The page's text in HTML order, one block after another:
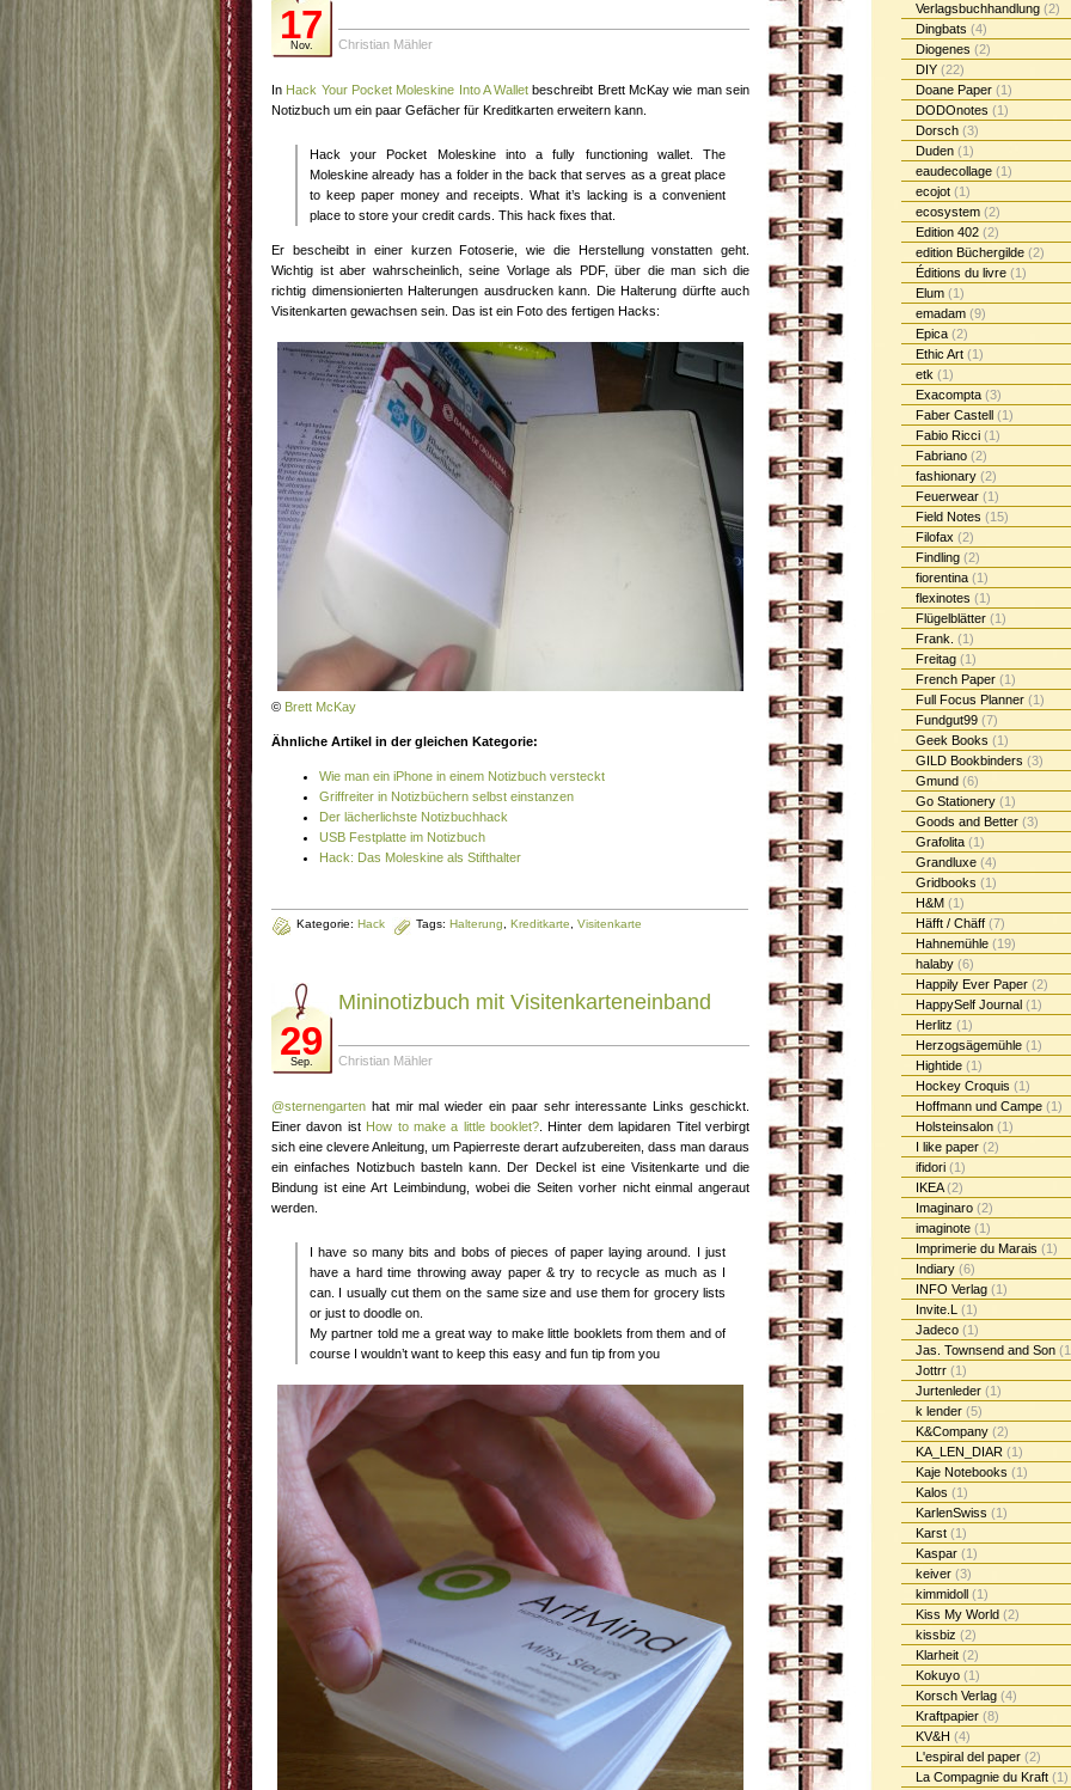
17
Nov. Christian Mähler
In Hack Your Pocket Moleskine Into A Wallet beschreibt Brett McKay wie man sein
Notizbuch um ein paar Gefächer für Kreditkarten erweitern kann.
Hack your Pocket Moleskine into a fully functioning wallet. The
Moleskine already has a folder in the back that serves as a great place
to keep paper money and receipts. What it’s lacking is a convenient
place to store your credit cards. This hack fixes that.
Er bescheibt in einer kurzen Fotoserie, wie die Herstellung vonstatten geht.
Wichtig ist aber wahrscheinlich, seine Vorlage als PDF, über die man sich die
richtig dimensionierten Halterungen ausdrucken kann. Die Halterung dürfte auch
Visitenkarten gewachsen sein. Das ist ein Foto des fertigen Hacks:
© Brett McKay
Ähnliche Artikel in der gleichen Kategorie:
Wie man ein iPhone in einem Notizbuch versteckt
Griffreiter in Notizbüchern selbst einstanzen
Der lächerlichste Notizbuchhack
USB Festplatte im Notizbuch
Hack: Das Moleskine als Stifthalter
Kategorie: Hack Tags: Halterung Kreditkarte Visitenkarte
29
Sep.
Mininotizbuch mit Visitenkarteneinband
Christian Mähler
@sternengarten hat mir mal wieder ein paar sehr interessante Links geschickt.
Einer davon ist How to make a little booklet? . Hinter dem lapidaren Titel verbirgt
sich eine clevere Anleitung, um Papierreste derart aufzubereiten, dass man daraus
ein einfaches Notizbuch basteln kann. Der Deckel ist eine Visitenkarte und die
Bindung ist eine Art Leimbindung, wobei die Seiten vorher nicht einmal angeraut
werden.
I have so many bits and bobs of pieces of paper laying around. I just
have a hard time throwing away paper & try to recycle as much as I
can. I usually cut them on the same size and use them for grocery lists
or just to doodle on.
My partner told me a great way to make little booklets from them and of
course I wouldn’t want to keep this easy and fun tip from you
Verlagsbuchhandlung (2)
Dingbats (4)
Diogenes (2)
DIY (22)
Doane Paper (1)
DODOnotes (1)
Dorsch (3)
Duden (1)
eaudecollage (1)
ecojot (1)
ecosystem (2)
Edition 402 (2)
edition Büchergilde (2)
Éditions du livre (1)
Elum (1)
emadam (9)
Epica (2)
Ethic Art (1)
etk (1)
Exacompta (3)
Faber Castell (1)
Fabio Ricci (1)
Fabriano (2)
fashionary (2)
Feuerwear (1)
Field Notes (15)
Filofax (2)
Findling (2)
fiorentina (1)
flexinotes (1)
Flügelblätter (1)
Frank. (1)
Freitag (1)
French Paper (1)
Full Focus Planner (1)
Fundgut99 (7)
Geek Books (1)
GILD Bookbinders (3)
Gmund (6)
Go Stationery (1)
Goods and Better (3)
Grafolita (1)
Grandluxe (4)
Gridbooks (1)
H&M (1)
Häfft / Chäff (7)
Hahnemühle (19)
halaby (6)
Happily Ever Paper (2)
HappySelf Journal (1)
Herlitz (1)
Herzogsägemühle (1)
Hightide (1)
Hockey Croquis (1)
Hoffmann und Campe (1)
Holsteinsalon (1)
I like paper (2)
ifidori (1)
IKEA(2)
Imaginaro (2)
imaginote (1)
Imprimerie du Marais (1)
Indiary (6)
INFO Verlag (1)
Invite.L (1)
Jadeco (1)
Jas. Townsend and Son
Jottrr (1)
Jurtenleder (1)
k lender (5)
K&Company (2)
KA_LEN_DIAR (1)
Kaje Notebooks (1)
Kalos (1)
KarlenSwiss (1)
Karst (1)
Kaspar (1)
keiver (3)
kimmidoll (1)
Kiss My World (2)
kissbiz (2)
Klarheit (2)
Kokuyo (1)
Korsch Verlag (4)
Kraftpapier (8)
KV&H (4)
L'espiral del paper (2)
La Compagnie du Kraft (1)